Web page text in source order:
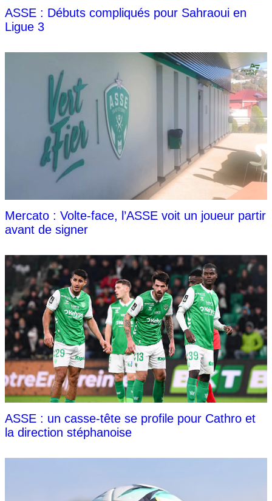
ASSE : Débuts compliqués pour Sahraoui en
Ligue 3
Mercato : Volte-face, l’ASSE voit un joueur partir
avant de signer
ASSE : un casse-tête se profile pour Cathro et
la direction stéphanoise